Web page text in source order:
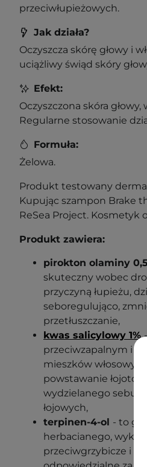
przeciwłupieżowych.
Jak działa?
Oczyszcza skórę głowy i
uciążliwy świąd skóry
Efekt:
Oczyszczona skóra
Regularne stosowanie
Formuła:
Żelowa.
Produkt testowany
Kupując szampon Brake
ReSea Project. Kosmetyk
Produkt zawiera:
pirokton olaminy
skuteczny wobec
przyczyną łupieżu,
seboregulująco,
przetłuszczanie,
kwas salicylowy 1%
przeciwzapalnym i
mieszków
powstawanie
wydzielanego
łojowych,
terpinen-4-ol - to
herbacianego,
przeciwgrzybicze i